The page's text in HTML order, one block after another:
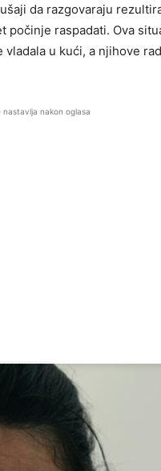
da razgovaraju
počinje raspadati. Ova
u kući, a njihove
nastavlja nakon oglasa